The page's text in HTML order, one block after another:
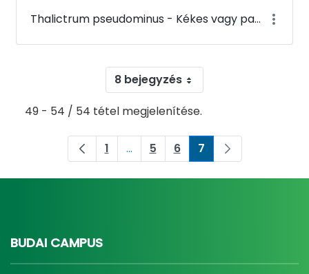
Thalictrum pseudominus - Kékes vagy pannon borkóró - Budai Arborétum
8 bejegyzés
49 - 54 / 54 tétel megjelenítése.
Oldal
1 ...Köztes oldalak Navigáljon a TAB
Oldal
5 Oldal
6 Oldal
7
BUDAI CAMPUS